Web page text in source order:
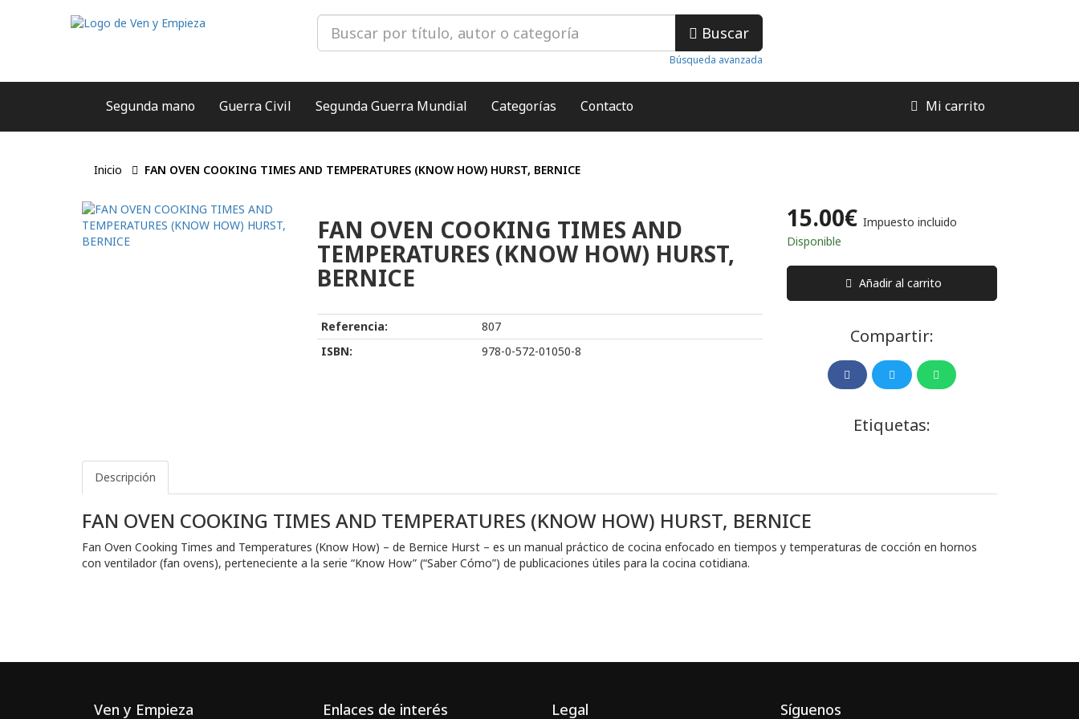
Buscar
Búsqueda avanzada
Segunda mano Guerra Civil Segunda Guerra Mundial Categorías Contacto Mi carrito
Inicio FAN OVEN COOKING TIMES AND TEMPERATURES (KNOW HOW) HURST, BERNICE
FAN OVEN COOKING TIMES AND
TEMPERATURES (KNOW HOW) HURST,
BERNICE
Referencia:
807
ISBN:
978-0-572-01050-8
15.00€ Impuesto incluido
Disponible
Añadir al carrito
Compartir:
Etiquetas:
Descripción
FAN OVEN COOKING TIMES AND TEMPERATURES (KNOW HOW) HURST, BERNICE
Fan Oven Cooking Times and Temperatures (Know How) – de Bernice Hurst – es un manual práctico de cocina enfocado en tiempos y temperaturas de cocción en hornos
con ventilador (fan ovens), perteneciente a la serie “Know How” (“Saber Cómo”) de publicaciones útiles para la cocina cotidiana.
Ven y Empieza Enlaces de interés Legal Síguenos